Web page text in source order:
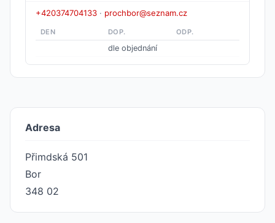
+420374704133 · prochbor@seznam.cz
DEN DOP. ODP.
dle objednání
Adresa
Přimdská 501
Bor
348 02